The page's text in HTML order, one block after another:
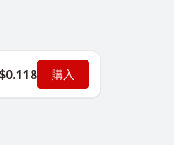
$0.118 購入